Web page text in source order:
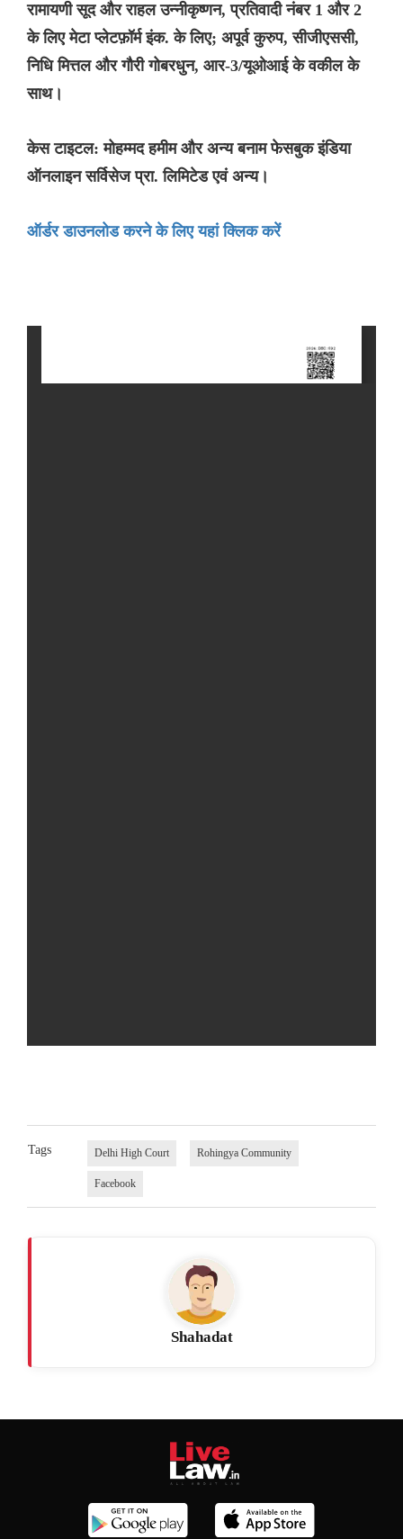
रामायणी सूद और राहल उन्नीकृष्णन, प्रतिवादी नंबर 1 और 2
के लिए मेटा प्लेटफ़ॉर्म इंक. के लिए; अपूर्व कुरुप, सीजीएससी,
निधि मित्तल और गौरी गोबरधुन, आर-3/यूओआई के वकील के
साथ।
केस टाइटल: मोहम्मद हमीम और अन्य बनाम फेसबुक इंडिया
ऑनलाइन सर्विसेज प्रा. लिमिटेड एवं अन्य।
ऑर्डर डाउनलोड करने के लिए यहां क्लिक करें
Tags Delhi High Court Rohingya Community
Facebook
Shahadat